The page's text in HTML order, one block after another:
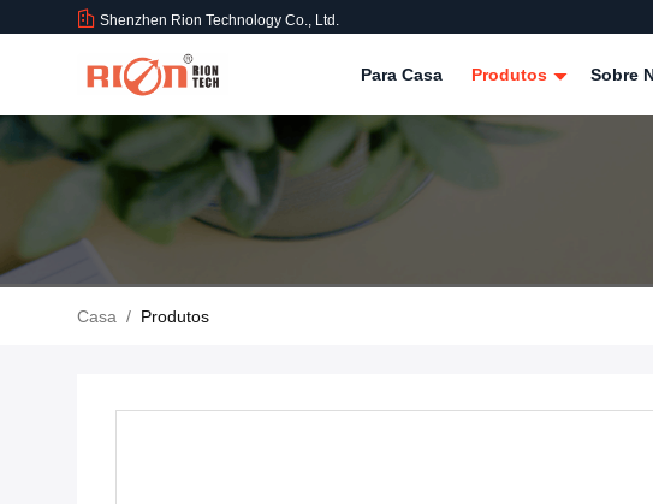
Shenzhen Rion Technology Co., Ltd.
Para Casa Produtos Sobre
Casa / Produtos